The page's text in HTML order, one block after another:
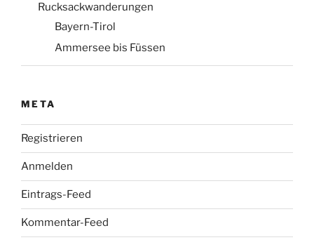
Rucksackwanderungen
Bayern-Tirol
Ammersee bis Füssen
META
Registrieren
Anmelden
Eintrags-Feed
Kommentar-Feed